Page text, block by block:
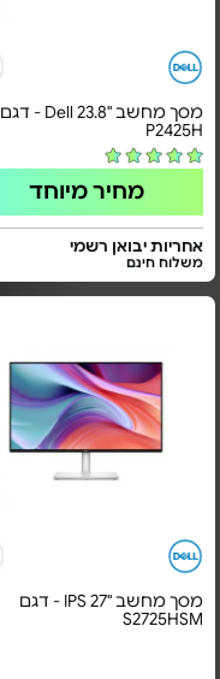
מסך מחשב "23.8 Dell - דגם
P2425H
מחיר מיוחד
אחריות יבואן רשמי
משלוח חינם
מסך מחשב "27 IPS - דגם
S2725HSM